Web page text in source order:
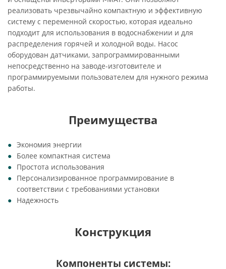
реализовать чрезвычайно компактную и эффективную
систему с переменной скоростью, которая идеально
подходит для использования в водоснабжении и для
распределения горячей и холодной воды. Насос
оборудован датчиками, запрограммированными
непосредственно на заводе-изготовителе и
программируемыми пользователем для нужного режима
работы.
Преимущества
Экономия энергии
Более компактная система
Простота использования
Персонализированное программирование в
соответствии с требованиями установки
Надежность
Конструкция
Компоненты системы: